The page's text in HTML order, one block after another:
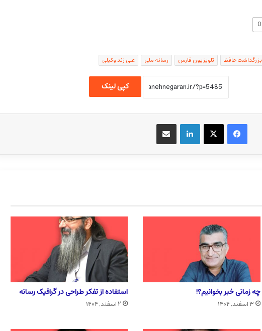
0
بزرگداشت حافظ تلویزیون فارس رسانه ملی علی زند وکیلی
کپی لینک
فیسبوک X لینکداین
چه زمانی خبر بخوانیم؟!
۳ اسفند, ۱۴۰۴
استفاده از تفکر طراحی در گرافیک رسانه
۲ اسفند, ۱۴۰۴